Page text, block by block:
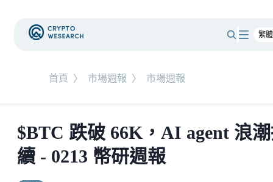
首頁 〉 市場週報 〉 市場週報
$BTC 跌破 66K，AI agent 浪
續 - 0213 幣研週報